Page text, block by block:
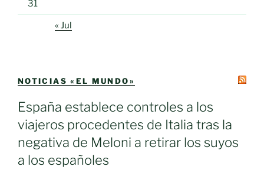
31
« Jul
NOTICIAS «EL MUNDO»
España establece controles a los
viajeros procedentes de Italia tras la
negativa de Meloni a retirar los suyos
a los españoles